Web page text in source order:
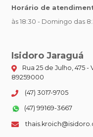
Horário de
às 18:30 - Domingo das
Isidoro Jaraguá
Rua 25 de Julho, 475 -
89259000
(47) 3017-9705
(47) 99169-3667